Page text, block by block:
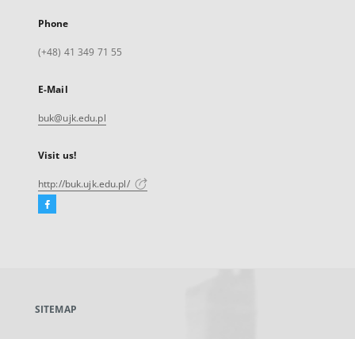
Phone
(+48) 41 349 71 55
E-Mail
buk@ujk.edu.pl
Visit us!
http://buk.ujk.edu.pl/
Facebook
new
SITEMAP